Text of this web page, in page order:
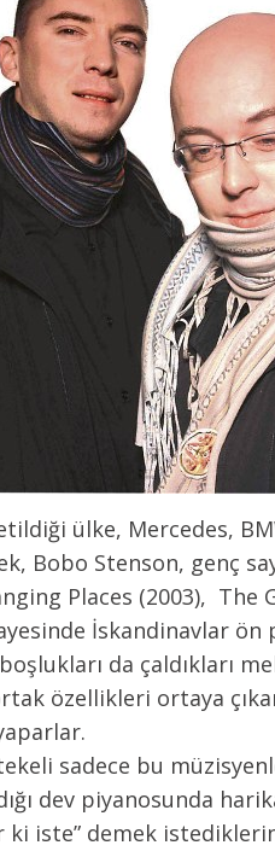
ülke, Mercedes,
Bobo Stenson, genç
Places (2003),
İskandinavlar ön
da çaldıkları
özellikleri ortaya
sadece bu
dev piyanosunda
iste” demek